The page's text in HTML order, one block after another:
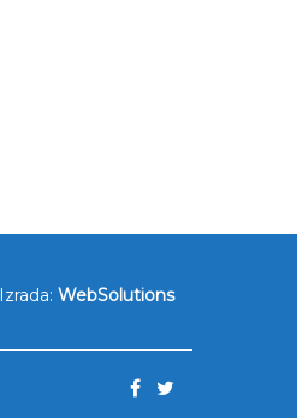
Izrada: WebSolutions